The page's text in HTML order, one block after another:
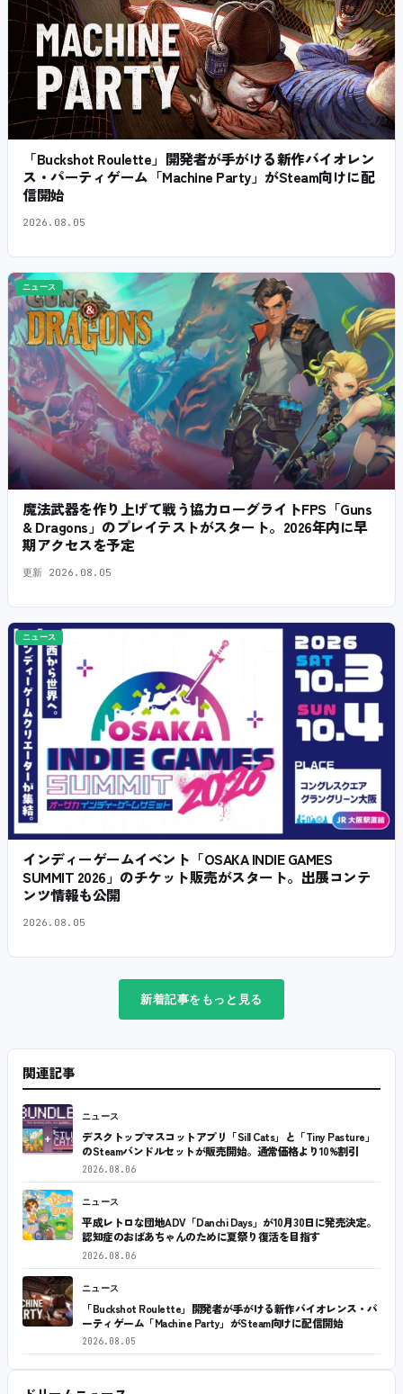
「Buckshot Roulette」開発者が手がける新作バイオレン
ス・パーティゲーム「Machine Party」がSteam向けに配
信開始
2026.08.05
ニュース
魔法武器を作り上げて戦う協力ローグライトFPS「Guns
& Dragons」のプレイテストがスタート。2026年内に早
期アクセスを予定
更新 2026.08.05
ニュース
インディーゲームイベント「OSAKA INDIE GAMES
SUMMIT 2026」のチケット販売がスタート。出展コンテ
ンツ情報も公開
2026.08.05
新着記事をもっと見る
関連記事
ニュース
デスクトップマスコットアプリ「Sill Cats」と「Tiny Pasture」
のSteamバンドルセットが販売開始。通常価格より10%割引
2026.08.06
ニュース
平成レトロな団地ADV「Danchi Days」が10月30日に発売決定。
認知症のおばあちゃんのために夏祭り復活を目指す
2026.08.06
ニュース
「Buckshot Roulette」開発者が手がける新作バイオレンス・パ
ーティゲーム「Machine Party」がSteam向けに配信開始
2026.08.05